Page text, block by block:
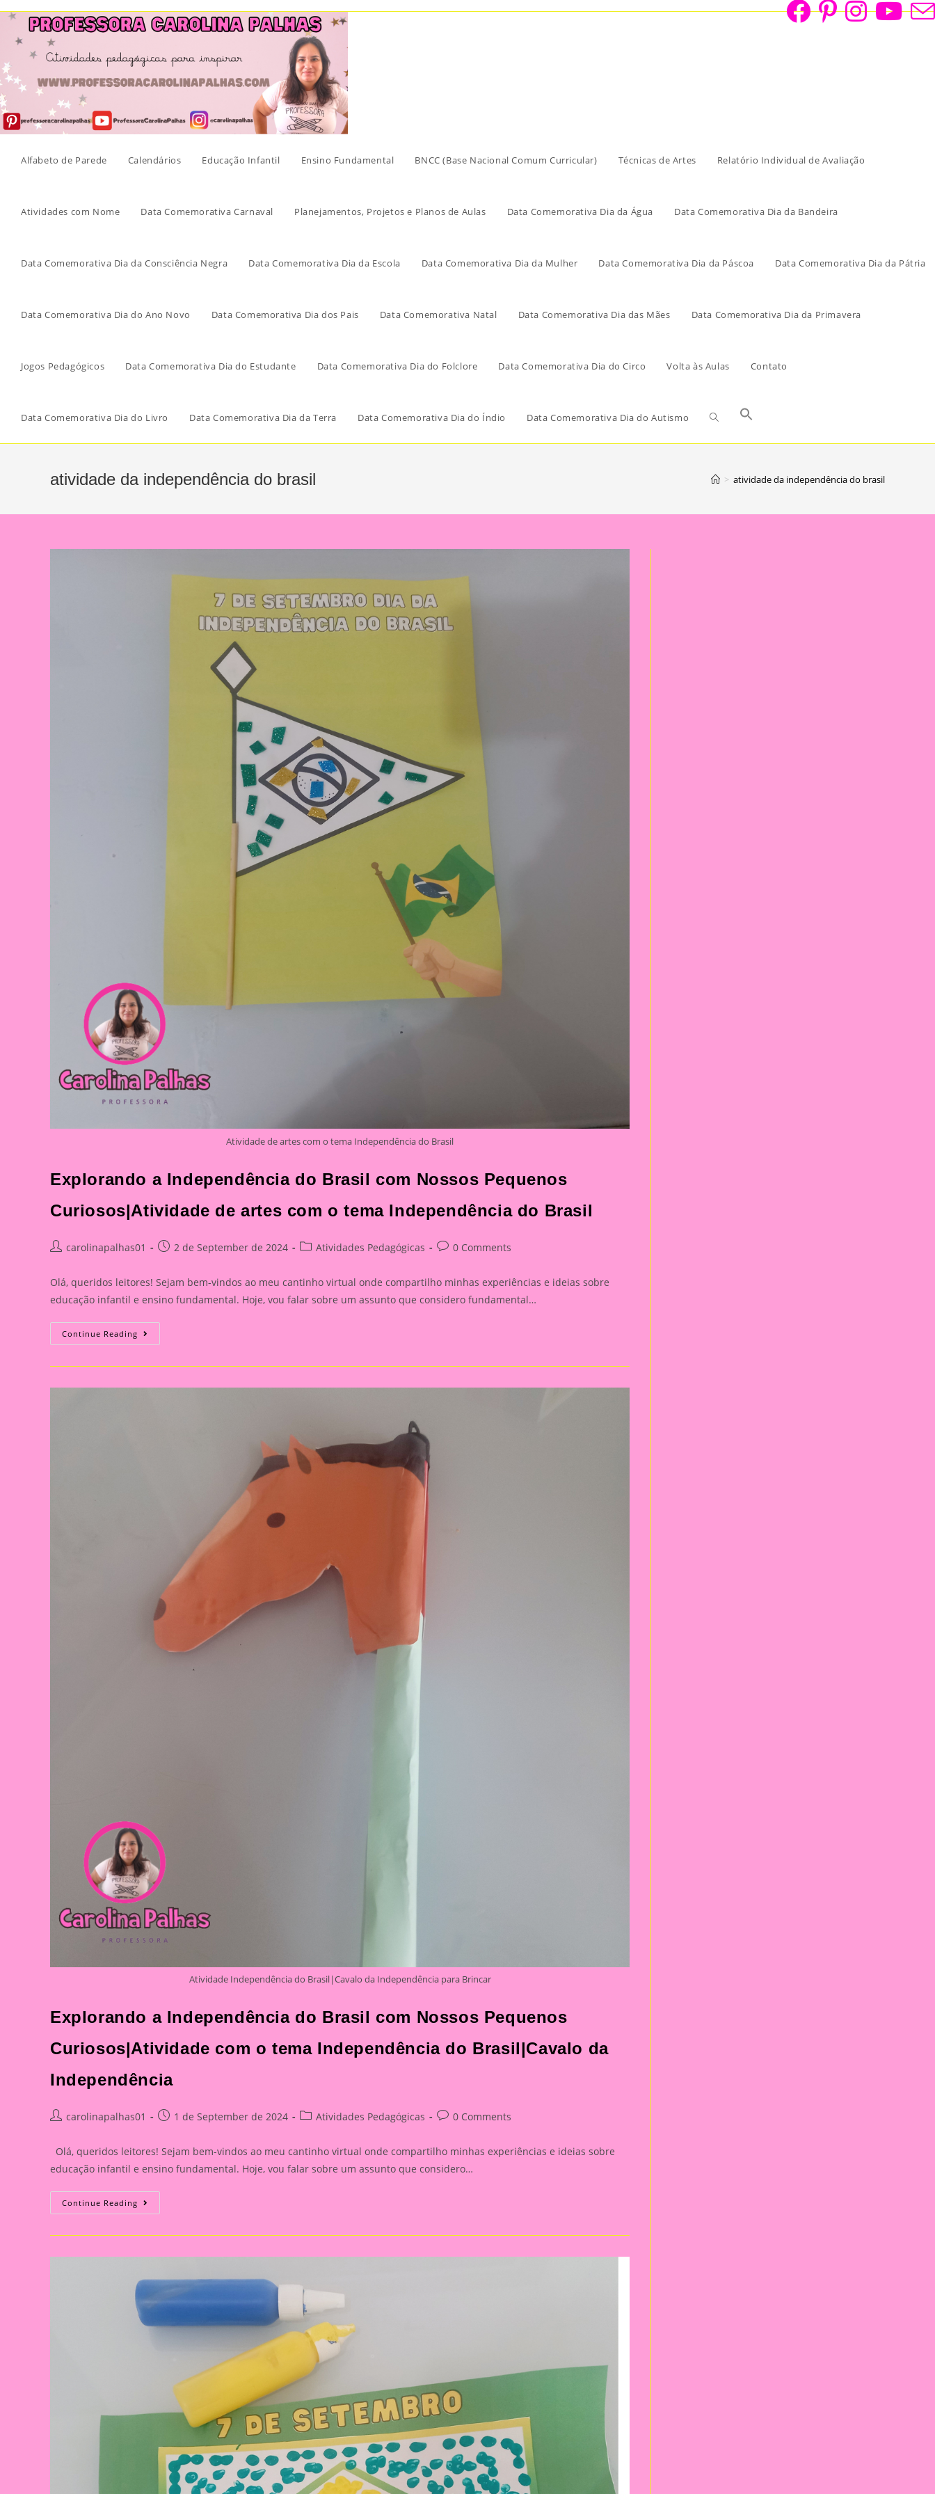
Skip
content
Alfabeto de Parede Calendários Educação Infantil Ensino Fundamental BNCC (Base Nacional Comum Curricular) Técnicas de Artes Relatório Individual de Avaliação
Atividades com Nome Data Comemorativa Carnaval Planejamentos, Projetos e Planos de Aulas Data Comemorativa Dia da Água Data Comemorativa Dia da Bandeira
Data Comemorativa Dia da Consciência Negra Data Comemorativa Dia da Escola Data Comemorativa Dia da Mulher Data Comemorativa Dia da Páscoa Data Comemorativa Dia da Pátria
Data Comemorativa Dia do Ano Novo Data Comemorativa Dia dos Pais Data Comemorativa Natal Data Comemorativa Dia das Mães Data Comemorativa Dia da Primavera
Jogos Pedagógicos Data Comemorativa Dia do Estudante Data Comemorativa Dia do Folclore Data Comemorativa Dia do Circo Volta às Aulas Contato
Data Comemorativa Dia do Livro Data Comemorativa Dia da Terra Data Comemorativa Dia do Índio Data Comemorativa Dia do Autismo
atividade da independência do brasil > atividade da independência do brasil
Atividade de artes com o tema Independência do Brasil
Explorando a Independência do Brasil com Nossos Pequenos
Curiosos|Atividade de artes com o tema Independência do Brasil
Postcarolinapalhas01
Post2 de September de 2024
PostAtividades Pedagógicas
Post0 Comments
Olá, queridos leitores! Sejam bem-vindos ao meu cantinho virtual onde compartilho minhas experiências e ideias sobre
educação infantil e ensino fundamental. Hoje, vou falar sobre um assunto que considero fundamental…
Continue Reading Explorando
A
Nossos
Atividade Independência do Brasil|Cavalo da Independência para Brincar
Explorando a Independência do Brasil com Nossos Pequenos
Curiosos|Atividade com o tema Independência do Brasil|Cavalo da
Independência
Postcarolinapalhas01
Post1 de September de 2024
PostAtividades Pedagógicas
Post0 Comments
Olá, queridos leitores! Sejam bem-vindos ao meu cantinho virtual onde compartilho minhas experiências e ideias sobre
educação infantil e ensino fundamental. Hoje, vou falar sobre um assunto que considero…
Continue Reading Explorando
A
Do
Nossos
Curiosos|Atividade
Com
O
Tema
Independência
Do